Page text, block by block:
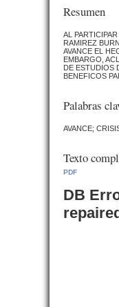
Resumen
AL
RAMIREZ
AVANCE EL
EMBARGO,
DE ESTUDIOS
BENEFICOS
Palabras
AVANCE;
Texto
PDF
DB